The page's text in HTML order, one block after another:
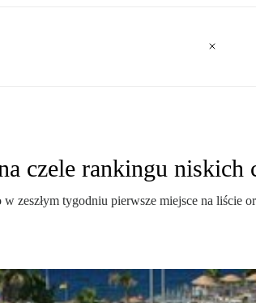
czele rankingu niskich
zeszłym tygodniu pierwsze miejsce na